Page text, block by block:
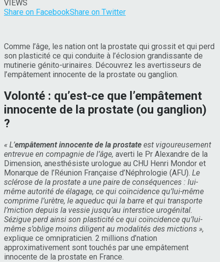
VIEWS
Share on FacebookShare on Twitter
Comme l’âge, les nation ont la prostate qui grossit et qui perd
son plasticité ce qui conduite à l’éclosion grandissante de
mutinerie génito-urinaires. Découvrez les avertisseurs de
l’empâtement innocente de la prostate ou ganglion.
Volonté : qu’est-ce que l’empâtement
innocente de la prostate (ou ganglion)
?
« L’empâtement innocente de la prostate est vigoureusement
entrevue en compagnie de l’âge, averti le Pr Alexandre de la
Dimension, anesthésiste urologue au CHU Henri Mondor et
Monarque de l’Réunion Française d’Néphrologie (AFU). Le
sclérose de la prostate a une paire de conséquences : lui-
même autorité de élagage, ce qui coïncidence qu’lui-même
comprime l’urètre, le aqueduc qui la barre et qui transporte
l’miction depuis la vessie jusqu’au interstice urogénital.
Sézigue perd ainsi son plasticité ce qui coïncidence qu’lui-
même s’oblige moins diligent au modalités des mictions »,
explique ce omnipraticien. 2 millions d’nation
approximativement sont touchés par une empâtement
innocente de la prostate en France.